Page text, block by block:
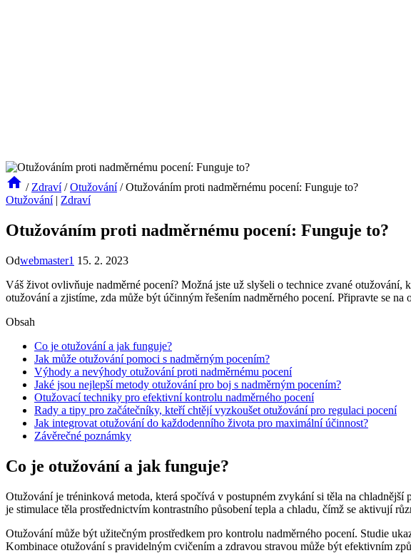
/ Zdraví / Otužování / Otužováním proti nadměrnému pocení: Funguje to?
Otužování| Zdraví
Otužováním proti nadměrnému pocení: Funguje to?
Odwebmaster1 15. 2. 2023
Váš život ovlivňuje nadměrné pocení? Možná jste už slyšeli o technice zvané
otužování a zjistíme, zda může být účinným řešením nadměrného pocení. Připravte se
Obsah
Co je otužování a jak funguje?
Jak může otužování pomoci s nadměrným pocením?
Výhody a nevýhody otužování proti nadměrnému pocení
Jaké jsou nejlepší metody otužování pro boj s nadměrným pocením?
Otužovací techniky pro efektivní kontrolu nadměrného pocení
Rady a tipy pro začátečníky, kteří chtějí vyzkoušet otužování pro regulaci pocení
Jak integrovat otužování do každodenního života pro maximální účinnost?
Závěrečné poznámky
Co je otužování a jak funguje?
Otužování je tréninková metoda, která spočívá v postupném zvykání si těla na
je stimulace těla prostřednictvím kontrastního působení tepla a chladu, čímž se aktivují
Otužování může být užitečným prostředkem pro kontrolu nadměrného pocení. Studie
Kombinace otužování s pravidelným cvičením a zdravou stravou může být efektivním